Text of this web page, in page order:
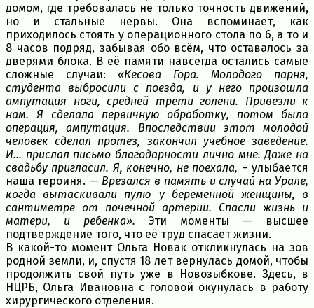
домом, где требовалась не только точность движений,
но и стальные нервы. Она вспоминает, как
приходилось стоять у операционного стола по 6, а то и
8 часов подряд, забывая обо всём, что оставалось за
дверями блока. В её памяти навсегда остались самые
сложные случаи: «Кесова Гора. Молодого парня,
студента выбросили с поезда, и у него произошла
ампутация ноги, средней трети голени. Привезли к
нам. Я сделала первичную обработку, потом была
операция, ампутация. Впоследствии этот молодой
человек сделал протез, закончил учебное заведение.
И… прислал письмо благодарности лично мне. Даже на
свадьбу пригласил. Я, конечно, не поехала, – улыбается
наша героиня. — Врезался в память и случай на Урале,
когда вытаскивали пулю у беременной женщины, в
сантиметре от почечной артерии. Спасли жизнь и
матери, и ребенка». Эти моменты — высшее
подтверждение того, что её труд спасает жизни.
В какой-то момент Ольга Новак откликнулась на зов
родной земли, и, спустя 18 лет вернулась домой, чтобы
продолжить свой путь уже в Новозыбкове. Здесь, в
НЦРБ, Ольга Ивановна с головой окунулась в работу
хирургического отделения.